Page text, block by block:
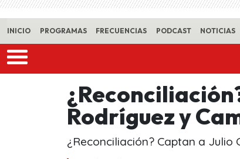
INICIO PROGRAMAS FRECUENCIAS PODCAST NOTICIAS
Rodríguez y
¿Reconciliación? Captan a Julio